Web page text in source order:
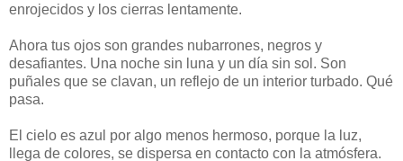
enrojecidos y los cierras lentamente.
Ahora tus ojos son grandes nubarrones, negros y
desafiantes. Una noche sin luna y un día sin sol. Son
puñales que se clavan, un reflejo de un interior turbado. Qué
pasa.
El cielo es azul por algo menos hermoso, porque la luz,
llega de colores, se dispersa en contacto con la atmósfera.